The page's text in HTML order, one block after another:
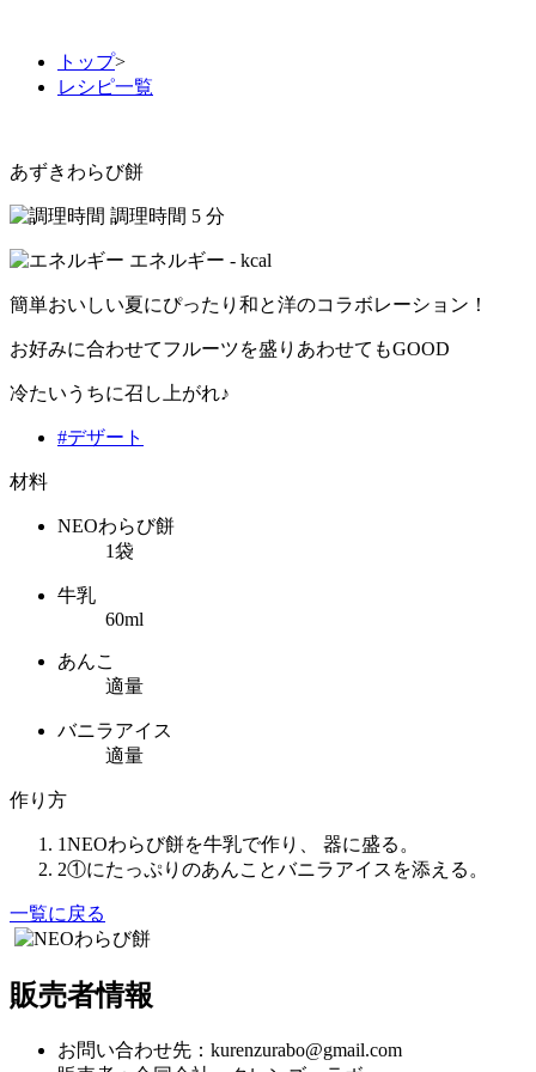
トップ>
レシピ一覧
あずきわらび餅
調理時間 5 分
エネルギー - kcal
簡単おいしい夏にぴったり和と洋のコラボレーション！
お好みに合わせてフルーツを盛りあわせてもGOOD
冷たいうちに召し上がれ♪
#デザート
材料
NEOわらび餅
1袋
牛乳
60ml
あんこ
適量
バニラアイス
適量
作り方
1NEOわらび餅を牛乳で作り、 器に盛る。
2①にたっぷりのあんことバニラアイスを添える。
一覧に戻る
販売者情報
お問い合わせ先：kurenzurabo@gmail.com